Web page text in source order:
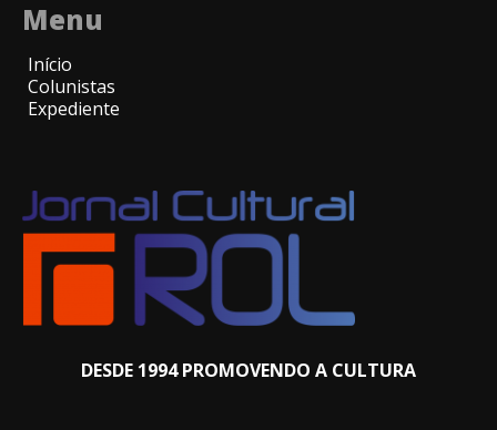
Menu
Início
Colunistas
Expediente
DESDE 1994 PROMOVENDO A CULTURA